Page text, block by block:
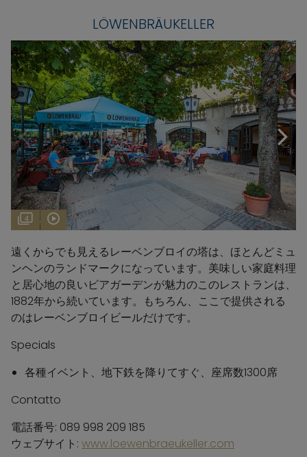
LÖWENBRÄUKELLER
4
遠くからでも見えるレーベンブロイの塔は、ほとんどミュ
ンヘンのランドマークになっています。美味しい家庭料理
と居心地の良いビアガーデンが魅力のこのレストランは、
1882年から続いています。もちろん、ここで提供される
のはレーベンブロイビールだけです。
Specials
各種イベント、地下鉄を降りてすぐ、座席数1300席
Contatto
電話番号: 089 998 209 185
ウェブサイト: www.loewenbraeukeller.com